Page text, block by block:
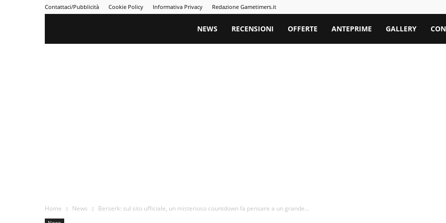
Contattaci/Pubblicità Cookie Policy Informativa Privacy Redazione Gametimers.it
Gametimers
NEWS RECENSIONI OFFERTE ANTEPRIME GALLERY
Home News Berserk: sul sito ufficiale, un misterioso countdown fa pensare a un grande...